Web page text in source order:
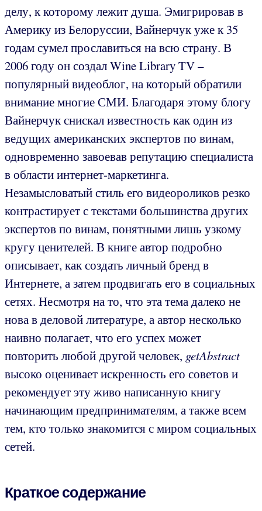
делу, к которому лежит душа. Эмигрировав в
Америку из Белоруссии, Вайнерчук уже к 35
годам сумел прославиться на всю страну. В
2006 году он создал Wine Library TV –
популярный видеоблог, на который обратили
внимание многие СМИ. Благодаря этому блогу
Вайнерчук снискал известность как один из
ведущих американских экспертов по винам,
одновременно завоевав репутацию специалиста
в области интернет-маркетинга.
Незамысловатый стиль его видеороликов резко
контрастирует с текстами большинства других
экспертов по винам, понятными лишь узкому
кругу ценителей. В книге автор подробно
описывает, как создать личный бренд в
Интернете, а затем продвигать его в социальных
сетях. Несмотря на то, что эта тема далеко не
нова в деловой литературе, а автор несколько
наивно полагает, что его успех может
повторить любой другой человек, getAbstract
высоко оценивает искренность его советов и
рекомендует эту живо написанную книгу
начинающим предпринимателям, а также всем
тем, кто только знакомится с миром социальных
сетей.
Краткое содержание